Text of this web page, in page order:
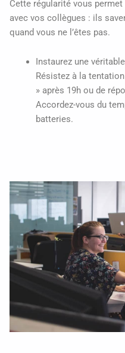
Cette régularité vous
avec vos collègues : ils
quand vous ne l’êtes pas.
Instaurez une véritable
Résistez à la
» après 19h ou de
Accordez-vous du
batteries.